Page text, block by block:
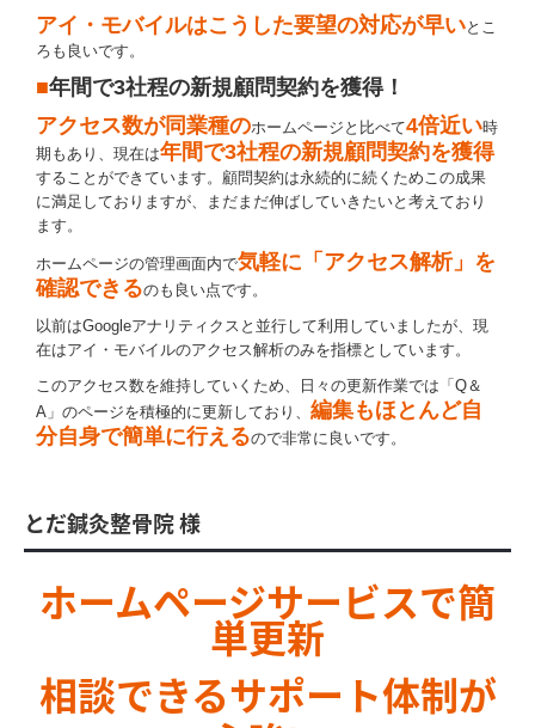
アイ・モバイルはこうした要望の対応が早いとこ
ろも良いです。
■年間で3社程の新規顧問契約を獲得！
アクセス数が同業種のホームページと比べて4倍近い時
期もあり、現在は年間で3社程の新規顧問契約を獲得
することができています。顧問契約は永続的に続くためこの成果
に満足しておりますが、まだまだ伸ばしていきたいと考えており
ます。
ホームページの管理画面内で気軽に「アクセス解析」を
確認できるのも良い点です。
以前はGoogleアナリティクスと並行して利用していましたが、現
在はアイ・モバイルのアクセス解析のみを指標としています。
このアクセス数を維持していくため、日々の更新作業では「Q＆
A」のページを積極的に更新しており、 編集もほとんど自
分自身で簡単に行えるので非常に良いです。
とだ鍼灸整骨院 様
ホームページサービスで簡
単更新
相談できるサポート体制が